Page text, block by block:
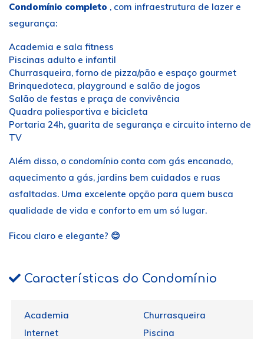
Condomínio completo , com infraestrutura de lazer e
segurança:
Academia e sala fitness
Piscinas adulto e infantil
Churrasqueira, forno de pizza/pão e espaço gourmet
Brinquedoteca, playground e salão de jogos
Salão de festas e praça de convivência
Quadra poliesportiva e bicicleta
Portaria 24h, guarita de segurança e circuito interno de
TV
Além disso, o condomínio conta com gás encanado,
aquecimento a gás, jardins bem cuidados e ruas
asfaltadas. Uma excelente opção para quem busca
qualidade de vida e conforto em um só lugar.
Ficou claro e elegante? 😊
Características do Condomínio
Academia
Churrasqueira
Internet
Piscina